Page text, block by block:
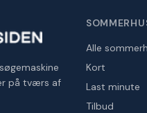
på tværs af
Alle
Kort
Last minute
Tilbud